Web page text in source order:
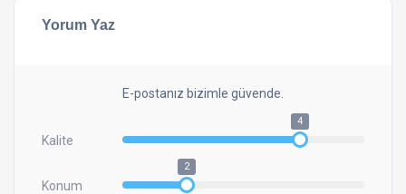
Yorum Yaz
E-postanız bizimle güvende.
Kalite
4
Konum
2